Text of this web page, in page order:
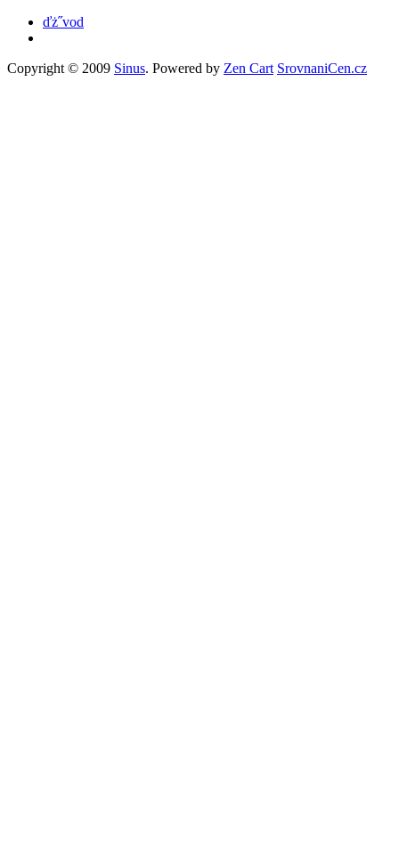
ďż˝vod
Copyright © 2009 Sinus. Powered by Zen Cart SrovnaniCen.cz